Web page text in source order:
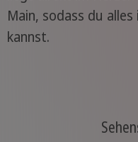
Main, sodass du
kannst.